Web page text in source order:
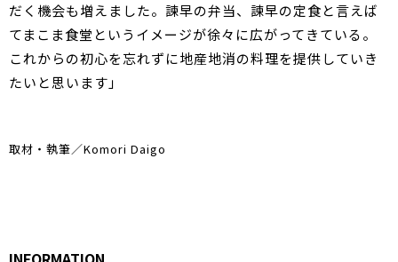
だく機会も増えました。諫早の弁当、諫早の定食と言えば
てまこま食堂というイメージが徐々に広がってきている。
これからの初心を忘れずに地産地消の料理を提供していき
たいと思います」
取材・執筆／Komori Daigo